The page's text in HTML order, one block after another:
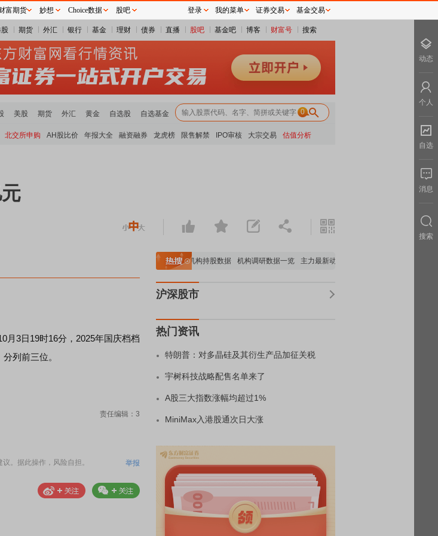
期货 外汇 银行 基金 理财 债券 直播 股吧 基金吧 博客 财富号 搜索
美股 期货 外汇 黄金 自选股 自选基金 0
北交所申购 AH股比价 年报大全 融资融券 龙虎榜 限售解禁 IPO审核 大宗交易 估值分析
月3日19时16分，2025年国庆档档
列前三位。
责任编辑：3
。据此操作，风险自担。 举报
A股估值分析全览 重要机构持股数据 机构调研数据一览 主力最新动向
沪深股市
热门资讯
特朗普：对多晶硅及其衍生产品加征关税
宇树科技战略配售名单来了
A股三大指数涨幅均超过1%
MiniMax入港股通次日大涨
富期货 妙想 Choice数据 股吧 登录 我的菜单 证券交易 基金交易
动态
个人
自选
消息
搜索